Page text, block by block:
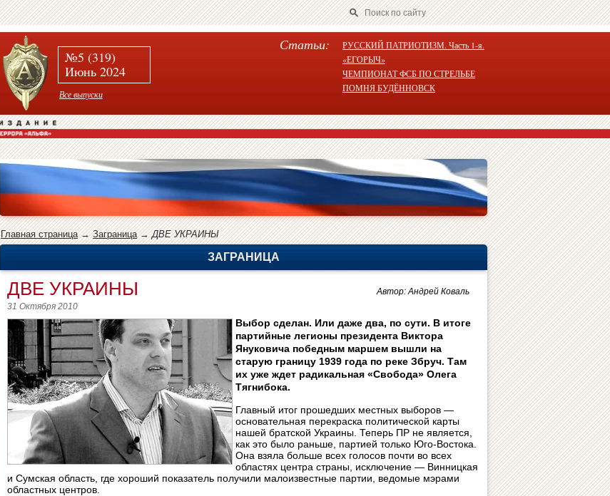
№5 (319)
Июнь 2024
Все выпуски
Статьи:
РУССКИЙ ПАТРИОТИЗМ. Часть 1-я.
«ЕГОРЫЧ»
ЧЕМПИОНАТ ФСБ ПО СТРЕЛЬБЕ
ПОМНЯ БУДЁННОВСК
Главная страница→Заграница→ДВЕ УКРАИНЫ
ЗАГРАНИЦА
Автор: Андрей Коваль
ДВЕ УКРАИНЫ
31 Октября 2010
Выбор сделан. Или даже два, по сути. В итоге
партийные легионы президента Виктора
Януковича победным маршем вышли на
старую границу 1939 года по реке Збруч. Там
их уже ждет радикальная «Свобода» Олега
Тягнибока.
Главный итог прошедших местных выборов —
основательная перекраска политической карты
нашей братской Украины. Теперь ПР не является,
как это было раньше, партией только Юго-Востока.
Она взяла больше всех голосов почти во всех
областях центра страны, исключение — Винницкая
и Сумская область, где хороший показатель получили малоизвестные партии, ведомые мэрами
областных центров.